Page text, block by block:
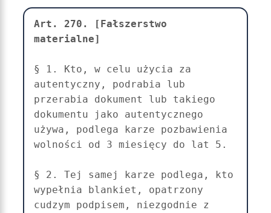
Art. 270. [Fałszerstwo
§ 1. Kto, w celu użycia za
autentyczny, podrabia lub
przerabia dokument lub takiego
dokumentu jako autentycznego
używa, podlega karze pozbawienia
wolności od 3 miesięcy do lat 5.
§ 2. Tej samej karze podlega, kto
wypełnia blankiet, opatrzony
cudzym podpisem, niezgodnie z